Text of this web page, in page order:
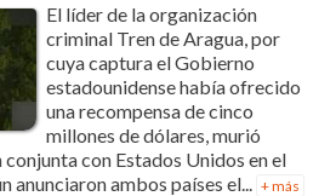
El líder de la organización
criminal Tren de Aragua, por
cuya captura el Gobierno
estadounidense había ofrecido
una recompensa de cinco
millones de dólares, murió
con Estados Unidos en el
anunciaron ambos países el...
+ más